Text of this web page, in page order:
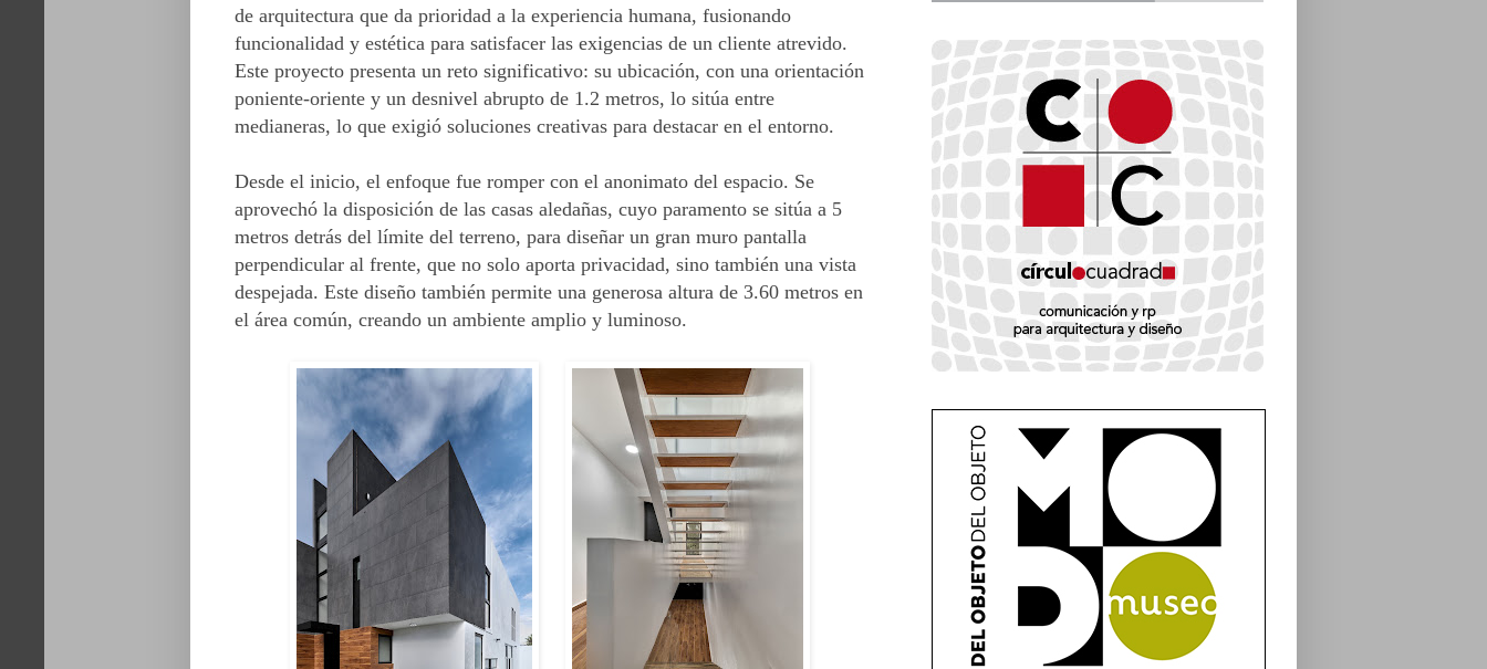
de arquitectura que da prioridad a la experiencia humana, fusionando
funcionalidad y estética para satisfacer las exigencias de un cliente atrevido.
Este proyecto presenta un reto significativo: su ubicación, con una orientación
poniente-oriente y un desnivel abrupto de 1.2 metros, lo sitúa entre
medianeras, lo que exigió soluciones creativas para destacar en el entorno.
Desde el inicio, el enfoque fue romper con el anonimato del espacio. Se
aprovechó la disposición de las casas aledañas, cuyo paramento se sitúa a 5
metros detrás del límite del terreno, para diseñar un gran muro pantalla
perpendicular al frente, que no solo aporta privacidad, sino también una vista
despejada. Este diseño también permite una generosa altura de 3.60 metros en
el área común, creando un ambiente amplio y luminoso.